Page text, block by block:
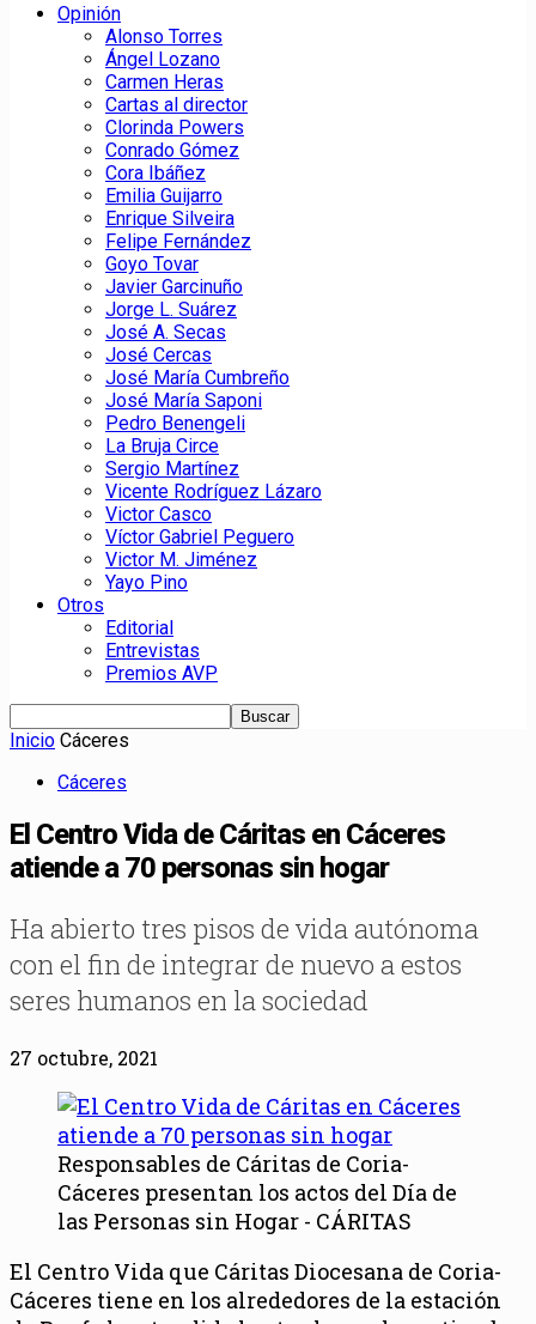
Opinión
Alonso Torres
Ángel Lozano
Carmen Heras
Cartas al director
Clorinda Powers
Conrado Gómez
Cora Ibáñez
Emilia Guijarro
Enrique Silveira
Felipe Fernández
Goyo Tovar
Javier Garcinuño
Jorge L. Suárez
José A. Secas
José Cercas
José María Cumbreño
José María Saponi
Pedro Benengeli
La Bruja Circe
Sergio Martínez
Vicente Rodríguez Lázaro
Victor Casco
Víctor Gabriel Peguero
Victor M. Jiménez
Yayo Pino
Otros
Editorial
Entrevistas
Premios AVP
Inicio Cáceres
Cáceres
El Centro Vida de Cáritas en Cáceres
atiende a 70 personas sin hogar
Ha abierto tres pisos de vida autónoma
con el fin de integrar de nuevo a estos
seres humanos en la sociedad
27 octubre, 2021
Responsables de Cáritas de Coria-
Cáceres presentan los actos del Día de
las Personas sin Hogar - CÁRITAS
El Centro Vida que Cáritas Diocesana de Coria-
Cáceres tiene en los alrededores de la estación